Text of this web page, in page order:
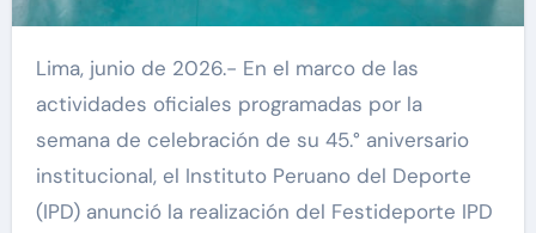
Lima, junio de 2026.- En el marco de las
actividades oficiales programadas por la
semana de celebración de su 45.° aniversario
institucional, el Instituto Peruano del Deporte
(IPD) anunció la realización del Festideporte IPD